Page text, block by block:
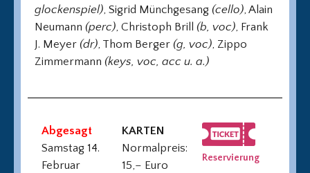
glockenspiel), Sigrid Münchgesang (cello), Alain
Neumann (perc), Christoph Brill (b, voc), Frank
J. Meyer (dr), Thom Berger (g, voc), Zippo
Zimmermann (keys, voc, acc u. a.)
Abgesagt
Samstag 14.
Februar
KARTEN
Normalpreis:
15,– Euro
Reservierung